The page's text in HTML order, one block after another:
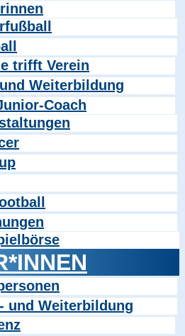
trifft Verein
Weiterbildung
Coach
und Weiterbildung